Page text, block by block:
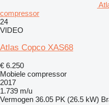
compressor
24
VIDEO
Atlas Copco XAS68
€ 6.250
Mobiele compressor
2017
1.739 m/u
Vermogen 36.05 PK (26.5 kW)